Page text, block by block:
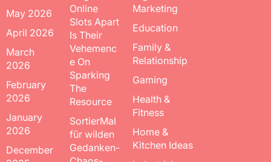
May 2026
April 2026
March
2026
February
2026
January
2026
December
Online
Slots Apart
Is Their
Vehemenc
e On
Sparking
The
Resource
SortierMal
für wilden
Gedanken-
Marketing
Education
Family &
Relationship
Gaming
Health &
Fitness
Home &
Kitchen Ideas